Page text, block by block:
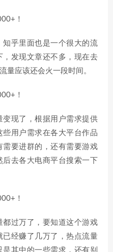
乎里面也是一个很大的流
发现文章还不多，现在去
量应该还会火一段时间。
现了，根据用户需求提供
用户需求在各大平台作品
要进群的，还有需要游戏
去各大电商平台搜索一下
过万了，要知道这个游戏
经赚了几万了，热点流量
其中的一些需求，还有别